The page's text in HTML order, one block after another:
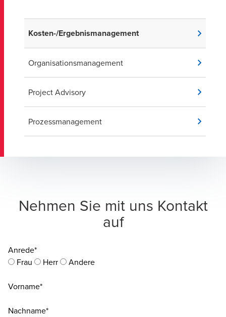
Kosten-/Ergebnismanagement
Organisationsmanagement
Project Advisory
Prozessmanagement
Nehmen Sie mit uns Kontakt
auf
Anrede*
Frau
Herr Andere
Vorname*
Nachname*